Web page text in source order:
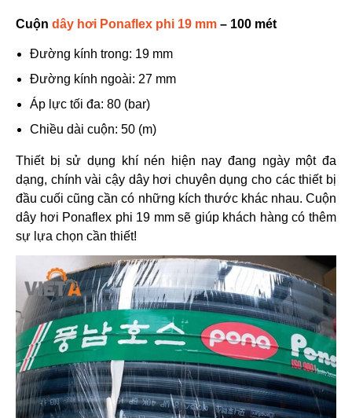
Cuộn dây hơi Ponaflex phi 19 mm – 100 mét
Đường kính trong: 19 mm
Đường kính ngoài: 27 mm
Áp lực tối đa: 80 (bar)
Chiều dài cuộn: 50 (m)
Thiết bị sử dụng khí nén hiện nay đang ngày một đa
dạng, chính vài cậy dây hơi chuyên dụng cho các thiết bị
đầu cuối cũng cần có những kích thước khác nhau. Cuộn
dây hơi Ponaflex phi 19 mm sẽ giúp khách hàng có thêm
sự lựa chọn cần thiết!